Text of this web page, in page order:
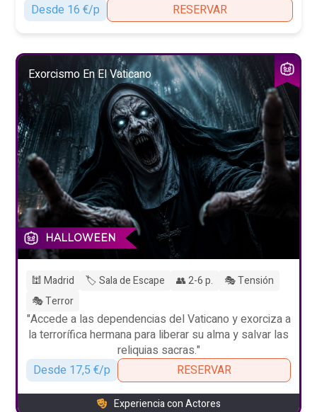
Desde 16 €/p
RESERVAR
Exorcismo En El Vaticano
HALLOWEEN
🕍 Madrid 🏷️ Sala de Escape 👥 2-6 p.
🎭 Tensión
🎭 Terror
"Accede a las dependencias del Vaticano y exorciza a
la terrorífica hermana para liberar su alma y salvar las
reliquias sacras."
Desde 17,5 €/p
RESERVAR
Experiencia con Actores